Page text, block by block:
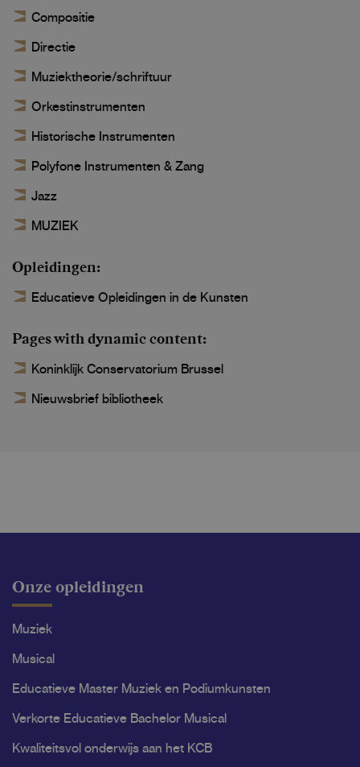
Compositie
Directie
Muziektheorie/schriftuur
Orkestinstrumenten
Historische Instrumenten
Polyfone Instrumenten & Zang
Jazz
MUZIEK
Opleidingen
Educatieve Opleidingen in de Kunsten
Pages with dynamic content
Koninklijk Conservatorium Brussel
Nieuwsbrief bibliotheek
Onze opleidingen
Muziek
Musical
Educatieve Master Muziek en Podiumkunsten
Verkorte Educatieve Bachelor Musical
Kwaliteitsvol onderwijs aan het KCB